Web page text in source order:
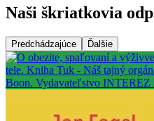
Naši škriatkovia
Predchádzajúce Ďalšie